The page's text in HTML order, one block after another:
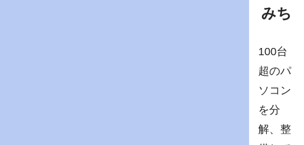
みち
100台
超のパ
ソコン
を分
解、整